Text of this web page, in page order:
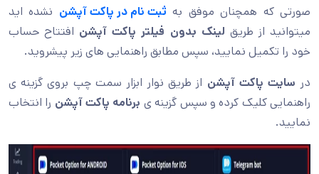
صورتی که همچنان موفق به ثبت نام در پاکت آپشن نشده اید
میتوانید از طریق لینک بدون فیلتر پاکت آپشن افتتاح حساب
خود را تکمیل نمایید، سپس مطابق راهنمایی های زیر پیشروید.
در سایت پاکت آپشن از طریق نوار ابزار سمت چپ بروی گزینه ی
راهنمایی کلیک کرده و سپس گزینه ی برنامه پاکت آپشن را انتخاب
نمایید.